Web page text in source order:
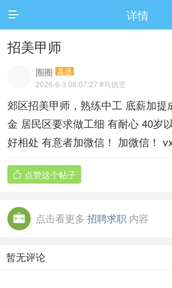
 详情
招美甲师
圈圈 县丞
2026-6-3 06:07:27 #马德里
郊区招美甲师，熟练中工 底薪加提
金 居民区要求做工细 有耐心 40岁
好相处 有意者加微信！ 加微信！
 点赞这个帖子
点击看更多 招聘求职 内容
暂无评论